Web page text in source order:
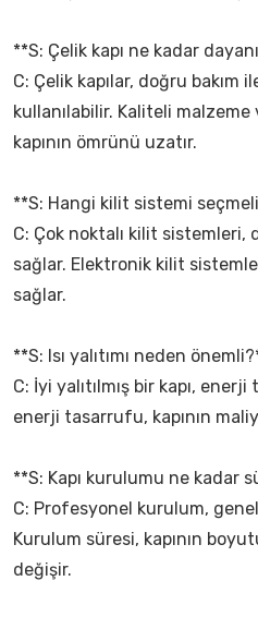
**S: Çelik kapı ne kadar
C: Çelik kapılar, doğru bakım
kullanılabilir. Kaliteli
kapının ömrünü uzatır.
**S: Hangi kilit sistemi
C: Çok noktalı kilit sistemleri,
sağlar. Elektronik kilit
sağlar.
**S: Isı yalıtımı neden
C: İyi yalıtılmış bir kapı,
enerji tasarrufu, kapının
**S: Kapı kurulumu ne kadar
C: Profesyonel kurulum,
Kurulum süresi, kapının
değişir.